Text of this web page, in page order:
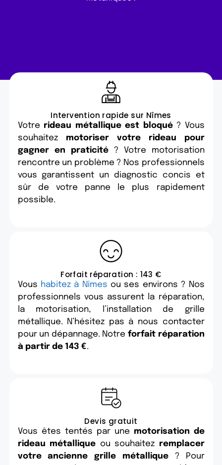
Intervention rapide sur Nîmes
Votre rideau métallique est bloqué? Vous
souhaitez motoriser votre rideau pour
gagner en praticité? Votre motorisation
rencontre un problème ? Nos professionnels
vous garantissent un diagnostic concis et
sûr de votre panne le plus rapidement
possible.
Forfait réparation : 143 €
Vous habitez à Nîmes ou ses environs ? Nos
professionnels vous assurent la réparation,
la motorisation, l’installation de grille
métallique. N’hésitez pas à nous contacter
pour un dépannage. Notre forfait réparation
à partir de 143 €.
Devis gratuit
Vous êtes tentés par une motorisation de
rideau métallique ou souhaitez remplacer
votre ancienne grille métallique? Pour